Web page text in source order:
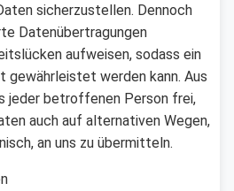
sicherzustellen. Dennoch
Datenübertragungen
aufweisen, sodass ein
gewährleistet werden kann. Aus
jeder betroffenen Person frei,
auch auf alternativen Wegen,
an uns zu übermitteln.